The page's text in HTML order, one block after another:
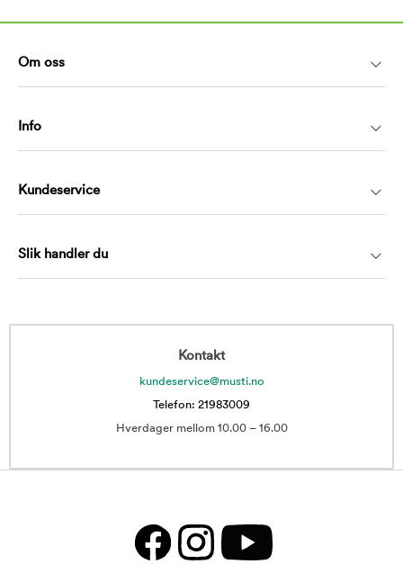
Om oss
Info
Kundeservice
Slik handler du
Kontakt
kundeservice@musti.no
Telefon: 21983009
Hverdager mellom 10.00 – 16.00